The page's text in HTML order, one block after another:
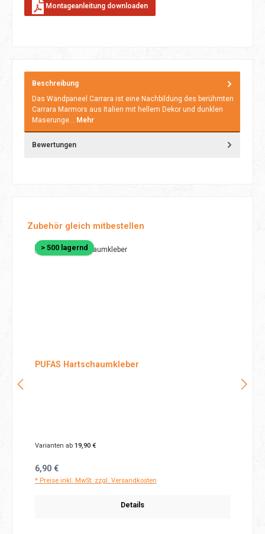
Montageanleitung downloaden
Beschreibung
Das Wandpaneel Carrara ist eine Nachbildung des berühmten
Carrara Marmors aus Italien mit hellem Dekor und dunklen
Maserunge… Mehr
Bewertungen
Produktgalerie überspringen
Zubehör gleich mitbestellen
> 500 lagernd
PUFAS Hartschaumkleber
Varianten ab19,90 €
Regulärer Preis:
6,90 €
* Preise inkl. MwSt. zzgl. Versandkosten
Details